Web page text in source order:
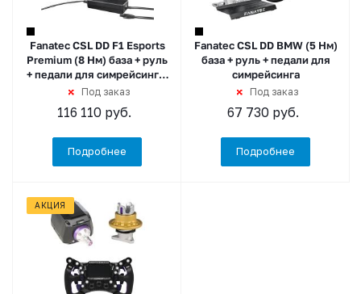
Fanatec CSL DD F1 Esports
Premium (8 Нм) база + руль
+ педали для симрейсинга,
черный
Под заказ
116 110 руб.
Подробнее
Fanatec CSL DD BMW (5 Нм)
база + руль + педали для
симрейсинга
Под заказ
67 730руб.
Подробнее
АКЦИЯ